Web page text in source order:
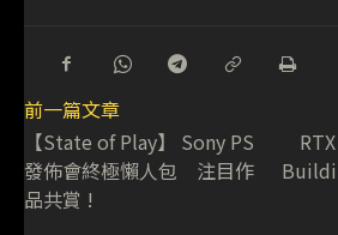
前一篇文章
【State of Play】 Sony PS
發佈會終極懶人包 注目作
品共賞 !